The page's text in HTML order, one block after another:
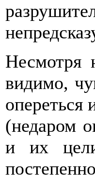
Несмотря
видимо,
опереться
(недаром
и их